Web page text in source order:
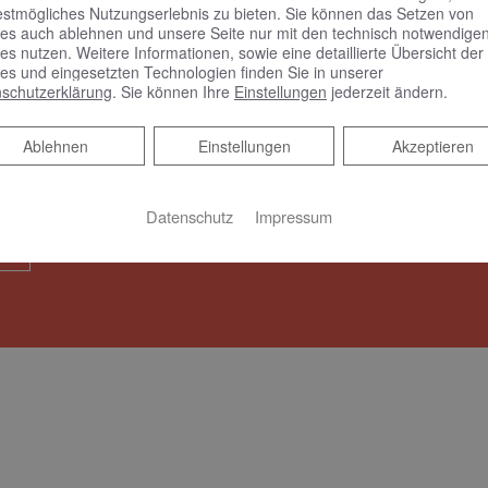
Online Termine anfragen!
Nutzungserlebnis zu bieten. Sie können das Setzen von
auch ablehnen und unsere Seite nur mit den technisch
nutzen. Weitere Informationen, sowie eine detaillierte Übersicht der
und eingesetzten Technologien finden Sie in unserer
. Sie können Ihre Einstellungen jederzeit ändern.
Akzeptieren
Einstellungen
Ablehnen
Ablehnen
Datenschutz Impressum